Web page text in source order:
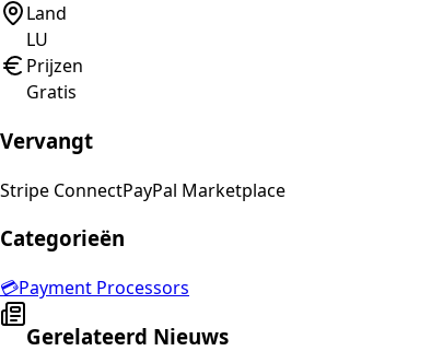
Land
LU
Prijzen
Gratis
Vervangt
Stripe ConnectPayPal Marketplace
Categorieën
💳Payment Processors
Gerelateerd Nieuws